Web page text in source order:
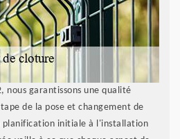
nous garantissons une qualité
de la pose et changement de
planification initiale à l'installation